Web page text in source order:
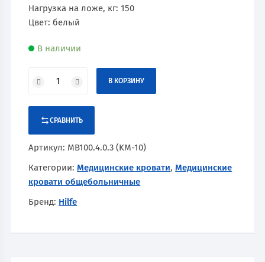
Нагрузка на ложе, кг: 150
Цвет: белый
В наличии
В КОРЗИНУ
СРАВНИТЬ
Артикул: MB100.4.0.3 (KM-10)
Категории:Медицинские кровати,Медицинские
кровати общебольничные
Бренд: Hilfe